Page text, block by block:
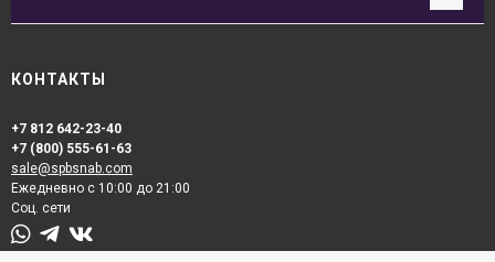
КОНТАКТЫ
+7 812 642-23-40
+7 (800) 555-61-63
sale@spbsnab.com
Ежедневно с 10:00 до 21:00
Соц. сети